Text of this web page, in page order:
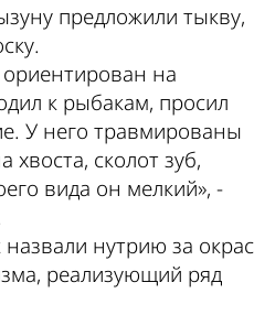
предложили тыкву,
на
к рыбакам, просил
У него травмированы
сколот зуб,
вида он мелкий», -
нутрию за окрас
реализующий ряд